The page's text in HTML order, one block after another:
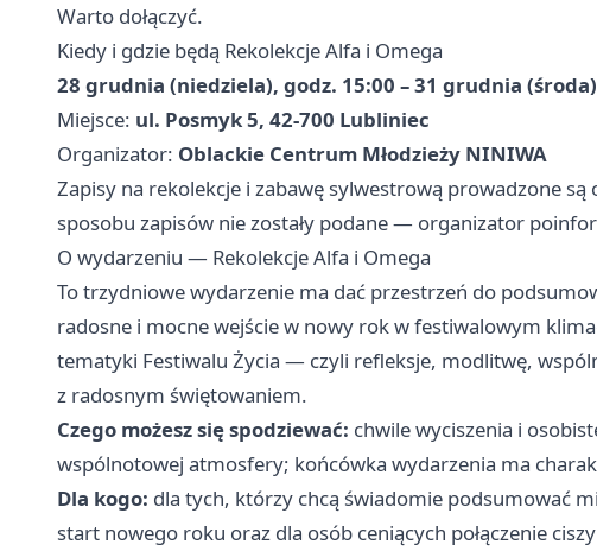
Warto dołączyć.
Kiedy i gdzie będą Rekolekcje Alfa i Omega
28 grudnia (niedziela), godz. 15:00 – 31 grudnia
Miejsce: ul. Posmyk 5, 42-700 Lubliniec
Organizator: Oblackie Centrum Młodzieży NINIWA
Zapisy na rekolekcje i zabawę sylwestrową prowadzone są
sposobu zapisów nie zostały podane — organizator
O wydarzeniu — Rekolekcje Alfa i Omega
To trzydniowe wydarzenie ma dać przestrzeń do
radosne i mocne wejście w nowy rok w festiwalowym
tematyki Festiwalu Życia — czyli refleksje, modlitwę,
z radosnym świętowaniem.
Czego możesz się spodziewać: chwile wyciszenia i
wspólnotowej atmosfery; końcówka wydarzenia ma
Dla kogo: dla tych, którzy chcą świadomie podsumować
start nowego roku oraz dla osób ceniących połączenie